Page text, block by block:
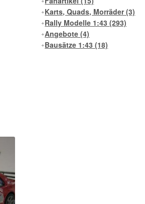
Karts, Quads, Morräder(3)
Rally Modelle 1:43(293)
Angebote(4)
Bausätze 1:43(18)